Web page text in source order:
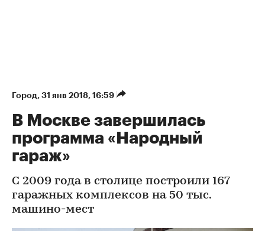
Город⁠, 31 янв 2018, 16:59
В Москве завершилась
программа «Народный
гараж»
С 2009 года в столице построили 167
гаражных комплексов на 50 тыс.
машино-мест